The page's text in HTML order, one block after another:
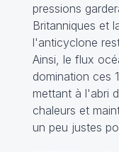
pressions
Britanniques et
l'anticyclone
Ainsi, le flux
domination ces
mettant à l'abri
chaleurs et
un peu justes